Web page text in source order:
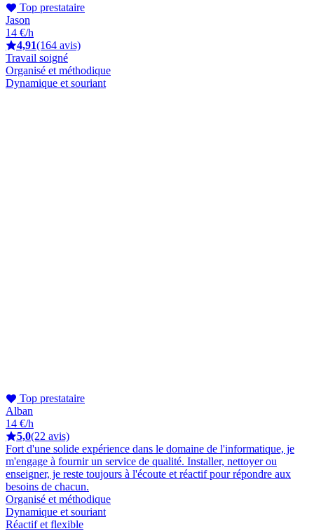
Top prestataire
Jason
14 €/h
4,91(164 avis)
Travail soigné
Organisé et méthodique
Dynamique et souriant
Top prestataire
Alban
14 €/h
5,0(22 avis)
Fort d'une solide expérience dans le domaine de l'informatique, je
m'engage à fournir un service de qualité. Installer, nettoyer ou
enseigner, je reste toujours à l'écoute et réactif pour répondre aux
besoins de chacun.
Organisé et méthodique
Dynamique et souriant
Réactif et flexible